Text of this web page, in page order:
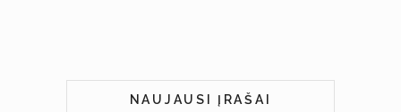
NAUJAUSI ĮRAŠAI